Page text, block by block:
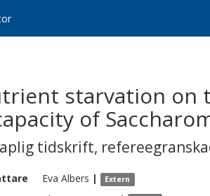
starvation on
of
tidskrift,
Eva Albers | Extern